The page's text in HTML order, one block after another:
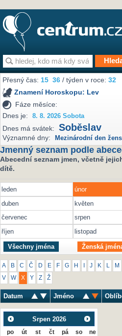
Přesný čas:15 36 / týden v roce:32
Znamení Horoskopu: Lev
Fáze měsíce:
Dnes je:
8. 8. 2026 Sobota
Dnes má svátek: Soběslav
Významné dny: Mezinárodní den
Jmenný seznam podle
Abecední seznam jmen, včetně
dítě.
leden únor
duben
květen
červenec
srpen
říjen
listopad
Všechny jména Ženská
A B C Č D E F G H J K M
V W X Y Z Ž
Datum Jméno
Srpen 2026
po út st čt pá so ne